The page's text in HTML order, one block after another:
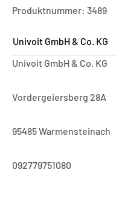
Produktnummer: 3489
Univoit GmbH & Co. KG
Univoit GmbH & Co. KG
Vordergeiersberg 28A
95485 Warmensteinach
092779751080